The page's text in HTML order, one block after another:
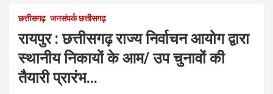
छत्तीसगढ़ जनसंपर्क छत्तीसगढ़
रायपुर : छत्तीसगढ़ राज्य निर्वाचन आयोग द्वारा
स्थानीय निकायों के आम/ उप चुनावों की
तैयारी प्रारंभ…